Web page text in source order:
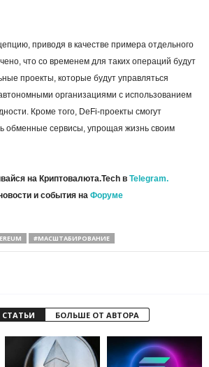
приводя в качестве примера отдельного
что со временем для таких операций будут
проекты, которые будут управляться
организациями с использованием
Кроме того, DeFi-проекты смогут
обменные сервисы, упрощая жизнь своим
на Криптовалюта.Tech в Telegram.
и события на Форуме
#МАСШТАБИРОВАНИЕ
БОЛЬШЕ ОТ АВТОРА